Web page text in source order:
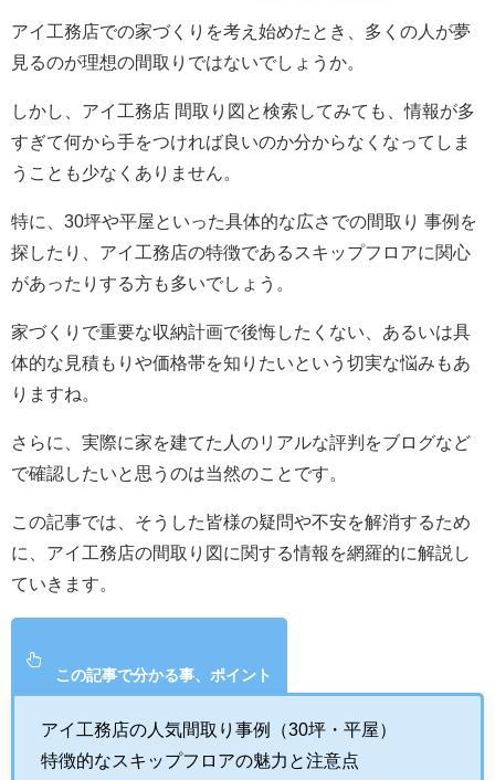
アイ工務店での家づくりを考え始めたとき、多くの人が夢
見るのが理想の間取りではないでしょうか。
しかし、アイ工務店 間取り図と検索してみても、情報が多
すぎて何から手をつければ良いのか分からなくなってしま
うことも少なくありません。
特に、30坪や平屋といった具体的な広さでの間取り 事例を
探したり、アイ工務店の特徴であるスキップフロアに関心
があったりする方も多いでしょう。
家づくりで重要な収納計画で後悔したくない、あるいは具
体的な見積もりや価格帯を知りたいという切実な悩みもあ
りますね。
さらに、実際に家を建てた人のリアルな評判をブログなど
で確認したいと思うのは当然のことです。
この記事では、そうした皆様の疑問や不安を解消するため
に、アイ工務店の間取り図に関する情報を網羅的に解説し
ていきます。
この記事で分かる事、ポイント
アイ工務店の人気間取り事例（30坪・平屋）
特徴的なスキップフロアの魅力と注意点